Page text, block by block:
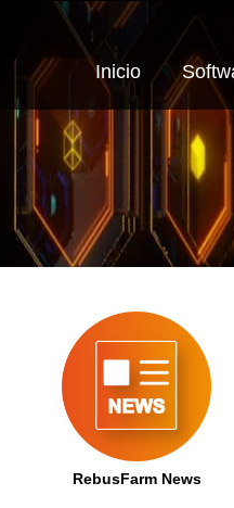
Inicio
RebusFarm News